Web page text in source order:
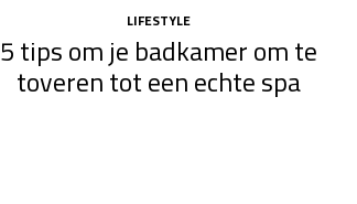
LIFESTYLE
5 tips om je badkamer om te
toveren tot een echte spa